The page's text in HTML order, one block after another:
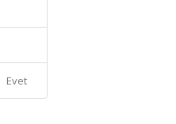
Evet